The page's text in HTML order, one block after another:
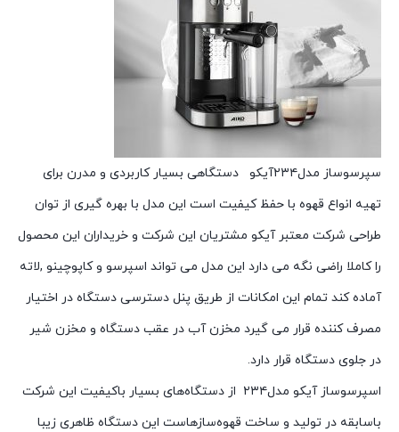
سپرسوساز مدل۲۳۴آیکو دستگاهی بسیار کاربردی و مدرن برای
تهیه انواع قهوه با حفظ کیفیت است این مدل با بهره گیری از توان
طراحی شرکت معتبر آیکو مشتریان این شرکت و خریداران این محصول
را کاملا راضی نگه می دارد این مدل می تواند اسپرسو و کاپوچینو ,لاته
آماده کند تمام این امکانات از طریق پنل دسترسی دستگاه در اختیار
مصرف کننده قرار می گیرد مخزن آب در عقب دستگاه و مخزن شیر
در جلوی دستگاه قرار دارد.
اسپرسوساز آیکو مدل۲۳۴ از دستگاه‌های بسیار باکیفیت این شرکت
باسابقه در تولید و ساخت قهوه‌سازهاست این دستگاه ظاهری زیبا